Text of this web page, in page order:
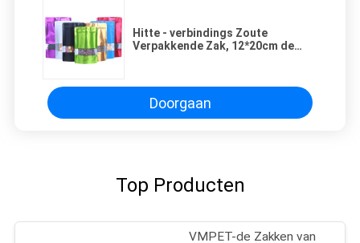
Hitte - verbindings Zoute
Verpakkende Zak, 12*20cm de
Doorgaan
Top Producten
VMPET-de Zakken van